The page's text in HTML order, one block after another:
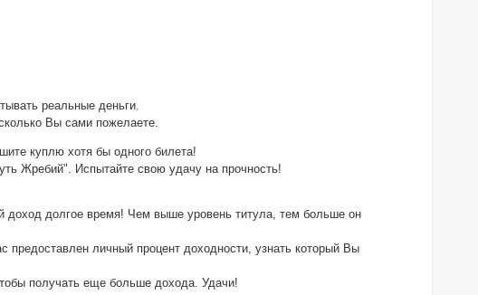
реальные деньги.
Вы сами пожелаете.
куплю хотя бы одного билета!
Жребий". Испытайте свою удачу на прочность!
доход долгое время! Чем выше уровень титула, тем больше он
личный процент доходности, узнать который Вы
получать еще больше дохода. Удачи!